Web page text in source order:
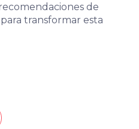
de
transformar esta